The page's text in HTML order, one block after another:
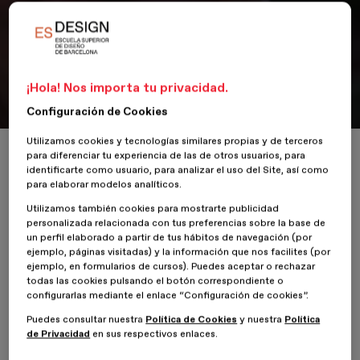
Noticias
Entrevista a Óscar Mariné
Premio Nacional de Diseño 2010
ESDESIGNERS Entrevista a Óscar Mariné
15 Abril 2020
Gráfico y Editorial
diseñador gráfico, quien compartió con nosotros su experiencia
durante el evento. Óscar es diseñador, ilustrador, experto
¡Hola! Nos importa tu privacidad.
Configuración de Cookies
Utilizamos cookies y tecnologías similares propias y de terceros
para diferenciar tu experiencia de las de otros usuarios, para
identificarte como usuario, para analizar el uso del Site, así como
para elaborar modelos analíticos.
Utilizamos también cookies para mostrarte publicidad
personalizada relacionada con tus preferencias sobre la base de
un perfil elaborado a partir de tus hábitos de navegación (por
ejemplo, páginas visitadas) y la información que nos facilites (por
ejemplo, en formularios de cursos). Puedes aceptar o rechazar
todas las cookies pulsando el botón correspondiente o
configurarlas mediante el enlace “Configuración de cookies”.
Puedes consultar nuestra Política de Cookies y nuestra Política
de Privacidad en sus respectivos enlaces.